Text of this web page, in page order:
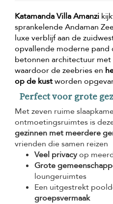
Katamanda Villa Amanzi
sprankelende Andaman
luxe verblijf aan de
opvallende moderne pand
betonnen architectuur
waardoor de zeebries en
op de kustworden
Perfect voor grote
Met zeven ruime
ontmoetingsruimtes is
gezinnen met meerdere
vrienden die samen reizen
Veel privacyop
Grote
loungeruimtes
Een uitgestrekt
groepsvermaak